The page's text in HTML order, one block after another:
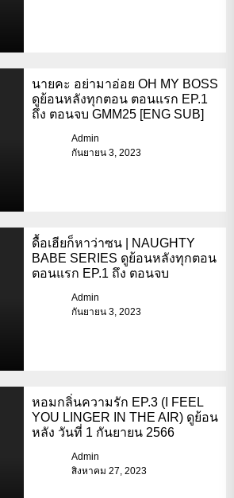
นายคะ อย่ามาอ่อย OH MY BOSS
ดูย้อนหลังทุกตอน ตอนแรก EP.1
ถึง ตอนจบ GMM25 [ENG SUB]
Admin
กันยายน 3, 2023
ดื้อเฮียก็หาว่าซน | NAUGHTY
BABE SERIES ดูย้อนหลังทุกตอน
ตอนแรก EP.1 ถึง ตอนจบ
Admin
กันยายน 3, 2023
หอมกลิ่นความรัก EP.3 (I FEEL
YOU LINGER IN THE AIR) ดูย้อน
หลัง วันที่ 1 กันยายน 2566
Admin
สิงหาคม 27, 2023